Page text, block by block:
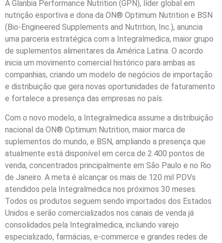
A Glanbia Performance Nutrition (GPN), líder global em
nutrição esportiva e dona da ON® Optimum Nutrition e BSN
(Bio-Engineered Supplements and Nutrition, Inc.), anuncia
uma parceria estratégica com a Integralmedica, maior grupo
de suplementos alimentares da América Latina. O acordo
inicia um movimento comercial histórico para ambas as
companhias, criando um modelo de negócios de importação
e distribuição que gera novas oportunidades de faturamento
e fortalece a presença das empresas no país.
Com o novo modelo, a Integralmedica assume a distribuição
nacional da ON® Optimum Nutrition, maior marca de
suplementos do mundo, e BSN, ampliando a presença que
atualmente está disponível em cerca de 2.400 pontos de
venda, concentrados principalmente em São Paulo e no Rio
de Janeiro. A meta é alcançar os mais de 120 mil PDVs
atendidos pela Integralmedica nos próximos 30 meses.
Todos os produtos seguem sendo importados dos Estados
Unidos e serão comercializados nos canais de venda já
consolidados pela Integralmedica, incluindo varejo
especializado, farmácias, e-commerce e grandes redes de